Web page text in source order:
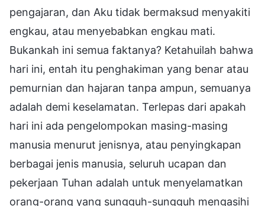
pengajaran, dan Aku tidak bermaksud menyakiti
engkau, atau menyebabkan engkau mati.
Bukankah ini semua faktanya? Ketahuilah bahwa
hari ini, entah itu penghakiman yang benar atau
pemurnian dan hajaran tanpa ampun, semuanya
adalah demi keselamatan. Terlepas dari apakah
hari ini ada pengelompokan masing-masing
manusia menurut jenisnya, atau penyingkapan
berbagai jenis manusia, seluruh ucapan dan
pekerjaan Tuhan adalah untuk menyelamatkan
orang-orang yang sungguh-sungguh mengasihi